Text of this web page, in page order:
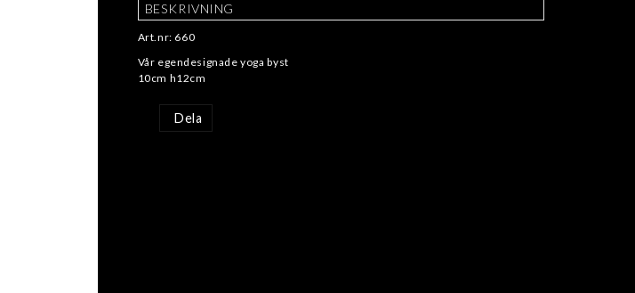
BESKRIVNING
Art.nr: 660
Vår egendesignade yoga byst
10cm h12cm
Dela